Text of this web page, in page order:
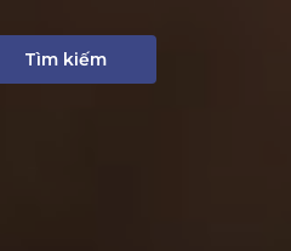
Tìm kiếm